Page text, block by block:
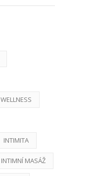
WELLNESS
INTIMITA
INTIMNÍ MASÁŽ